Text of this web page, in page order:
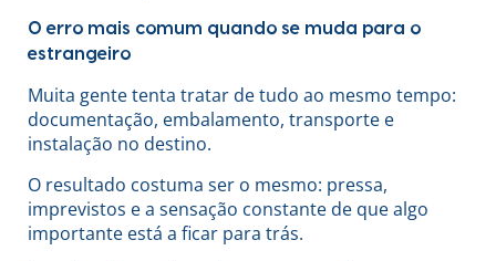
O erro mais comum quando se muda para o
estrangeiro
Muita gente tenta tratar de tudo ao mesmo tempo:
documentação, embalamento, transporte e
instalação no destino.
O resultado costuma ser o mesmo: pressa,
imprevistos e a sensação constante de que algo
importante está a ficar para trás.